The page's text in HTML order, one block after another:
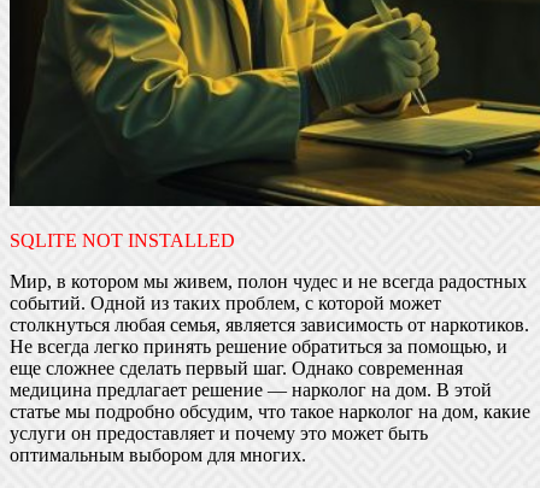
SQLITE NOT INSTALLED
Мир, в котором мы живем, полон чудес и не всегда радостных
событий. Одной из таких проблем, с которой может
столкнуться любая семья, является зависимость от наркотиков.
Не всегда легко принять решение обратиться за помощью, и
еще сложнее сделать первый шаг. Однако современная
медицина предлагает решение — нарколог на дом. В этой
статье мы подробно обсудим, что такое нарколог на дом, какие
услуги он предоставляет и почему это может быть
оптимальным выбором для многих.